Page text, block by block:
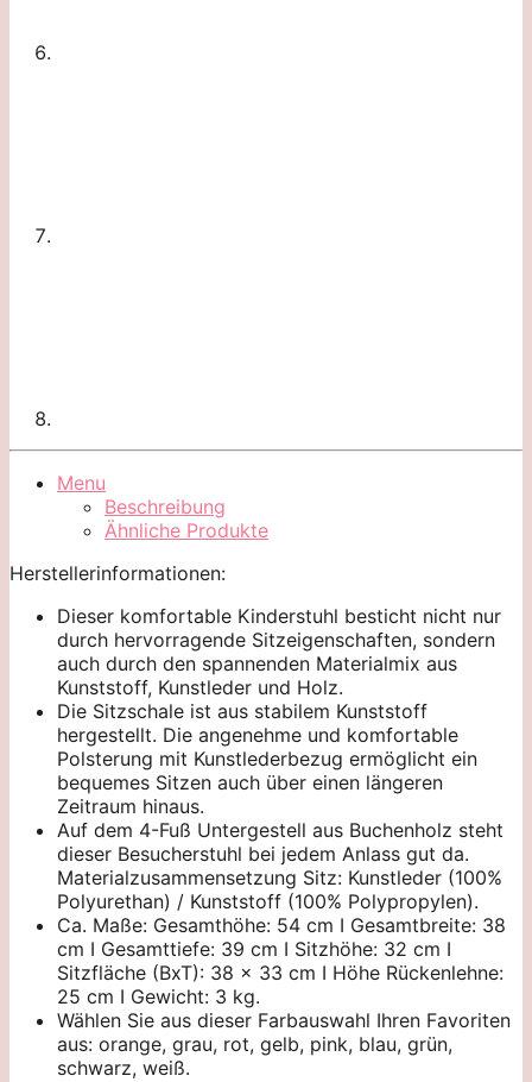
Menu
Beschreibung
Ähnliche Produkte
Herstellerinformationen:
Dieser komfortable Kinderstuhl besticht nicht nur
durch hervorragende Sitzeigenschaften, sondern
auch durch den spannenden Materialmix aus
Kunststoff, Kunstleder und Holz.
Die Sitzschale ist aus stabilem Kunststoff
hergestellt. Die angenehme und komfortable
Polsterung mit Kunstlederbezug ermöglicht ein
bequemes Sitzen auch über einen längeren
Zeitraum hinaus.
Auf dem 4-Fuß Untergestell aus Buchenholz steht
dieser Besucherstuhl bei jedem Anlass gut da.
Materialzusammensetzung Sitz: Kunstleder (100%
Polyurethan) / Kunststoff (100% Polypropylen).
Ca. Maße: Gesamthöhe: 54 cm I Gesamtbreite: 38
cm I Gesamttiefe: 39 cm I Sitzhöhe: 32 cm I
Sitzfläche (BxT): 38 x 33 cm I Höhe Rückenlehne:
25 cm I Gewicht: 3 kg.
Wählen Sie aus dieser Farbauswahl Ihren Favoriten
aus: orange, grau, rot, gelb, pink, blau, grün,
schwarz, weiß.